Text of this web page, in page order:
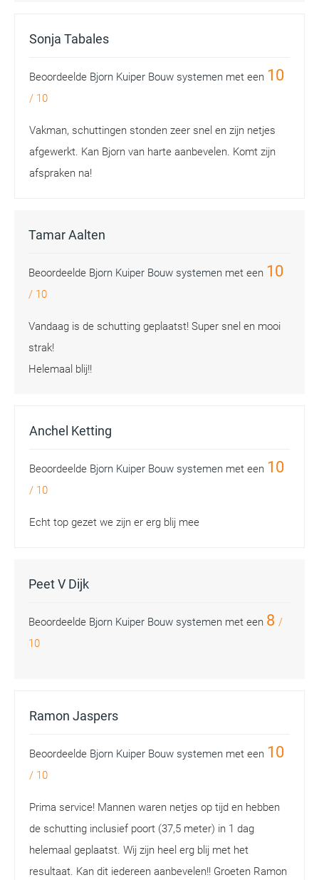
Sonja Tabales
Beoordeelde Bjorn Kuiper Bouw systemen met een 10
/ 10
Vakman, schuttingen stonden zeer snel en zijn netjes
afgewerkt. Kan Bjorn van harte aanbevelen. Komt zijn
afspraken na!
Tamar Aalten
Beoordeelde Bjorn Kuiper Bouw systemen met een 10
/ 10
Vandaag is de schutting geplaatst! Super snel en mooi
strak!
Helemaal blij!!
Anchel Ketting
Beoordeelde Bjorn Kuiper Bouw systemen met een 10
/ 10
Echt top gezet we zijn er erg blij mee
Peet V Dijk
Beoordeelde Bjorn Kuiper Bouw systemen met een 8 /
10
Ramon Jaspers
Beoordeelde Bjorn Kuiper Bouw systemen met een 10
/ 10
Prima service! Mannen waren netjes op tijd en hebben
de schutting inclusief poort (37,5 meter) in 1 dag
helemaal geplaatst. Wij zijn heel erg blij met het
resultaat. Kan dit iedereen aanbevelen!! Groeten Ramon